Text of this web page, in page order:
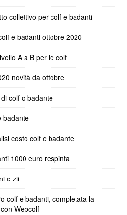
collettivo per colf e badanti
e badanti ottobre 2020
A a B per le colf
novità da ottobre
colf o badante
badante
costo colf e badante
1000 euro respinta
e zii
colf e badanti, completata la
Webcolf